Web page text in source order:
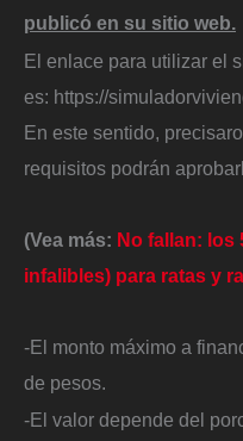
publicó en su sitio web.
El enlace para utilizar el
es: https://
En este sentido,
requisitos podrán
(Vea más: No fallan: los
infalibles) para ratas y
-El monto máximo a
de pesos.
-El valor depende del